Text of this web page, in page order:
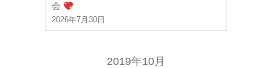
会
2026年7月30日
2019年10月